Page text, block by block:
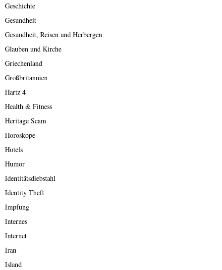
Geschichte
Gesundheit
Gesundheit, Reisen und Herbergen
Glauben und Kirche
Griechenland
Großbritannien
Hartz 4
Health & Fitness
Heritage Scam
Horoskope
Hotels
Humor
Identitätsdiebstahl
Identity Theft
Impfung
Internes
Internet
Iran
Island